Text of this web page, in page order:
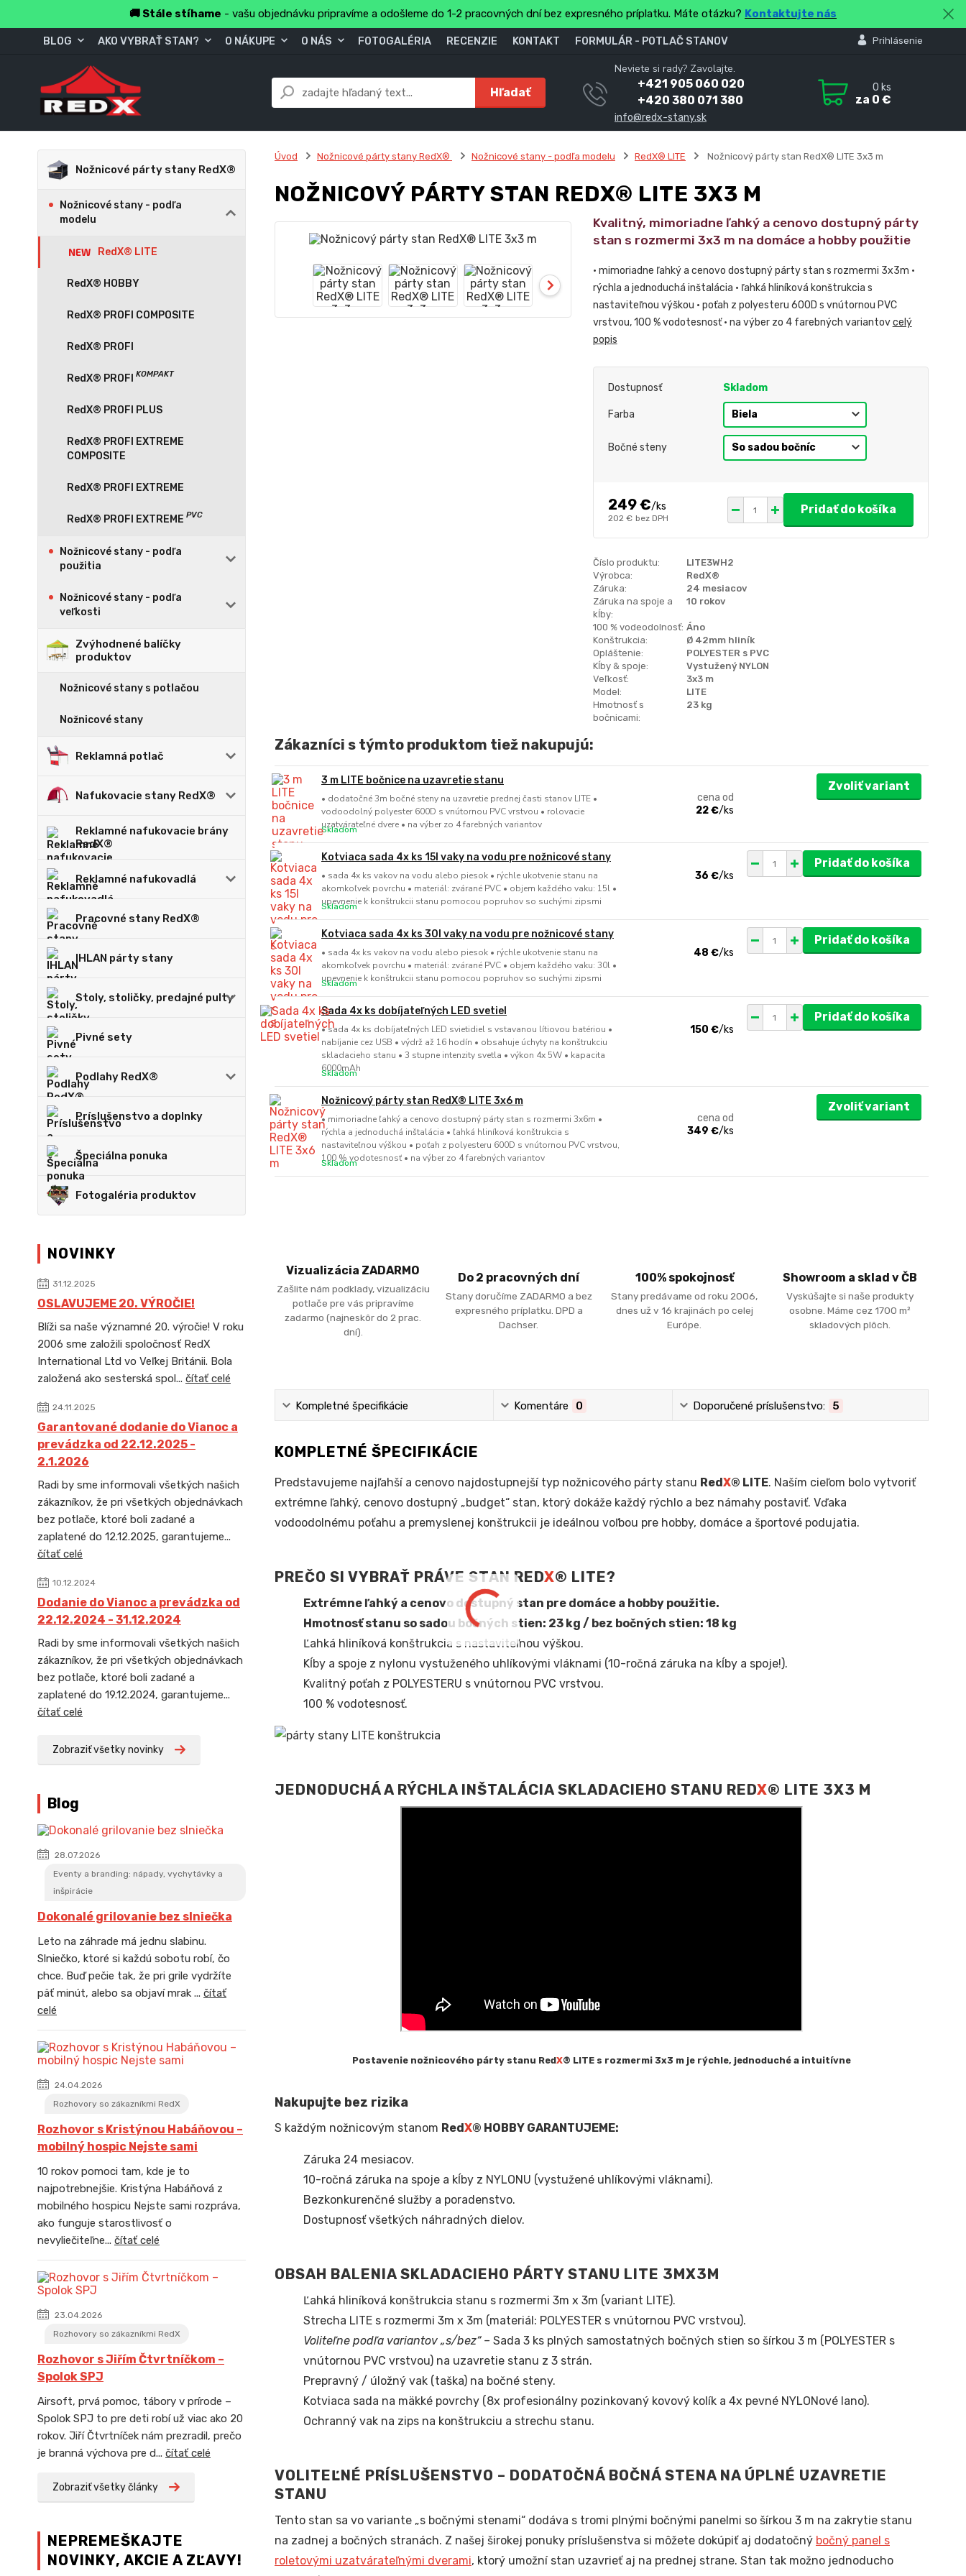
🚚 Stále stíhame - vašu objednávku pripravíme a odošleme do 1-2 pracovných dní bez expresného príplatku. Máte otázku? Kontaktujte nás
BLOG AKO VYBRAŤ STAN? O NÁKUPE O NÁS FOTOGALÉRIA RECENZIE KONTAKT FORMULÁR - POTLAČ STANOV Prihlásenie
Hľadať
Neviete si rady? Zavolajte.
+421 905 060 020
+420 380 071 380
info@redx-stany.sk
0 ks
za 0 €
Nožnicové párty stany RedX®
Nožnicové stany - podľa
modelu
RedX® LITE
RedX® HOBBY
RedX® PROFI COMPOSITE
RedX® PROFI
RedX® PROFI PLUS
RedX® PROFI EXTREME
COMPOSITE
RedX® PROFI EXTREME
Nožnicové stany - podľa
použitia
Nožnicové stany - podľa
veľkosti
Zvýhodnené balíčky
produktov
Nožnicové stany s potlačou
Nožnicové stany
Reklamná potlač
Nafukovacie stany RedX®
Reklamné nafukovacie brány
RedX®
Reklamné nafukovadlá
Pracovné stany RedX®
IHLAN párty stany
Stoly, stoličky, predajné pulty
Pivné sety
Podlahy RedX®
Príslušenstvo a doplnky
Špeciálna ponuka
Fotogaléria produktov
NOVINKY
31.12.2025
OSLAVUJEME 20. VÝROČIE!
Blíži sa naše významné 20. výročie! V roku
2006 sme založili spoločnosť RedX
International Ltd vo Veľkej Británii. Bola
založená ako sesterská spol... čítať celé
24.11.2025
Garantované dodanie do Vianoc a
prevádzka od 22.12.2025 -
2.1.2026
Radi by sme informovali všetkých našich
zákazníkov, že pri všetkých objednávkach
bez potlače, ktoré boli zadané a
zaplatené do 12.12.2025, garantujeme...
čítať celé
10.12.2024
Dodanie do Vianoc a prevádzka od
22.12.2024 - 31.12.2024
Radi by sme informovali všetkých našich
zákazníkov, že pri všetkých objednávkach
bez potlače, ktoré boli zadané a
zaplatené do 19.12.2024, garantujeme...
čítať celé
Zobraziť všetky novinky
Blog
28.07.2026
Eventy a branding: nápady, vychytávky a
inšpirácie
Dokonalé grilovanie bez slniečka
Leto na záhrade má jednu slabinu.
Slniečko, ktoré si každú sobotu robí, čo
chce. Buď pečie tak, že pri grile vydržíte
päť minút, alebo sa objaví mrak ... čítať
celé
24.04.2026
Rozhovory so zákazníkmi RedX
Rozhovor s Kristýnou Habáňovou –
mobilný hospic Nejste sami
10 rokov pomoci tam, kde je to
najpotrebnejšie. Kristýna Habáňová z
mobilného hospicu Nejste sami rozpráva,
ako funguje starostlivosť o
nevyliečiteľne... čítať celé
23.04.2026
Rozhovory so zákazníkmi RedX
Rozhovor s Jiřím Čtvrtníčkom –
Spolok SPJ
Airsoft, prvá pomoc, tábory v prírode –
Spolok SPJ to pre deti robí už viac ako 20
rokov. Jiří Čtvrtníček nám prezradil, prečo
je branná výchova pre d... čítať celé
Zobraziť všetky články
NEPREMEŠKAJTE
NOVINKY, AKCIE A ZĽAVY!
Úvod Nožnicové párty stany RedX® Nožnicové stany - podľa modelu RedX® LITE Nožnicový párty stan RedX® LITE 3x3 m
NOŽNICOVÝ PÁRTY STAN REDX® LITE 3X3 M
Kvalitný, mimoriadne ľahký a cenovo dostupný párty
stan s rozmermi 3x3 m na domáce a hobby použitie
• mimoriadne ľahký a cenovo dostupný párty stan s rozmermi 3x3m •
rýchla a jednoduchá inštalácia • ľahká hliníková konštrukcia s
nastaviteľnou výškou • poťah z polyesteru 600D s vnútornou PVC
vrstvou, 100 % vodotesnosť • na výber zo 4 farebných variantovcelý
popis
Dostupnosť Skladom
Farba
Bočné steny
249 €/ks
202 € bez DPH
Pridať do košíka
Číslo produktu:
LITE3WH2
Výrobca:
RedX®
Záruka:
24 mesiacov
Záruka na spoje a
kĺby:
10 rokov
100 % vodeodolnosť: Áno
Konštrukcia:
Ø 42mm hliník
Opláštenie:
POLYESTER s PVC
Kĺby & spoje:
Vystužený NYLON
Veľkosť:
3x3 m
Model:
LITE
Hmotnosť s
bočnicami:
23 kg
Zákazníci s týmto produktom tiež nakupujú:
3 m LITE bočnice na uzavretie stanu
• dodatočné 3m bočné steny na uzavretie prednej časti stanov LITE •
vodoodolný polyester 600D s vnútornou PVC vrstvou • rolovacie
uzatvárateľné dvere • na výber zo 4 farebných variantov
cena od
22 €/ks
Skladom
Zvoliť variant
Kotviaca sada 4x ks 15l vaky na vodu pre nožnicové stany
• sada 4x ks vakov na vodu alebo piesok • rýchle ukotvenie stanu na
akomkoľvek povrchu • materiál: zvárané PVC • objem každého vaku: 15l •
upevnenie k konštrukcii stanu pomocou popruhov so suchými zipsmi
36 €/ks
Skladom
Pridať do košíka
Kotviaca sada 4x ks 30l vaky na vodu pre nožnicové stany
• sada 4x ks vakov na vodu alebo piesok • rýchle ukotvenie stanu na
akomkoľvek povrchu • materiál: zvárané PVC • objem každého vaku: 30l •
upevnenie k konštrukcii stanu pomocou popruhov so suchými zipsmi
48 €/ks
Skladom
Pridať do košíka
Sada 4x ks dobíjateľných LED svetiel
• sada 4x ks dobíjateľných LED svietidiel s vstavanou lítiovou batériou •
nabíjanie cez USB • výdrž až 16 hodín • obsahuje úchyty na konštrukciu
skladacieho stanu • 3 stupne intenzity svetla • výkon 4x 5W • kapacita
6000mAh
150 €/ks
Skladom
Pridať do košíka
Nožnicový párty stan RedX® LITE 3x6 m
• mimoriadne ľahký a cenovo dostupný párty stan s rozmermi 3x6m •
rýchla a jednoduchá inštalácia • ľahká hliníková konštrukcia s
nastaviteľnou výškou • poťah z polyesteru 600D s vnútornou PVC vrstvou,
100 % vodotesnosť • na výber zo 4 farebných variantov
cena od
349 €/ks
Skladom
Zvoliť variant
Vizualizácia ZADARMO
Zašlite nám podklady, vizualizáciu
potlače pre vás pripravíme
zadarmo (najneskôr do 2 prac.
dní).
Do 2 pracovných dní
Stany doručíme ZADARMO a bez
expresného príplatku. DPD a
Dachser.
100% spokojnosť
Stany predávame od roku 2006,
dnes už v 16 krajinách po celej
Európe.
Showroom a sklad v ČB
Vyskúšajte si naše produkty
osobne. Máme cez 1700 m²
skladových plôch.
Kompletné špecifikácie Komentáre 0 Doporučené príslušenstvo: 5
KOMPLETNÉ ŠPECIFIKÁCIE
Predstavujeme najľahší a cenovo najdostupnejší typ nožnicového párty stanu RedX® LITE. Naším cieľom bolo vytvoriť
extrémne ľahký, cenovo dostupný „budget“ stan, ktorý dokáže každý rýchlo a bez námahy postaviť. Vďaka
vodoodolnému poťahu a premyslenej konštrukcii je ideálnou voľbou pre hobby, domáce a športové podujatia.
PREČO SI VYBRAŤ PRÁVE STAN REDX® LITE?
Extrémne ľahký a cenovo dostupný stan pre domáce a hobby použitie.
Hmotnosť stanu so sadou bočných stien: 23 kg / bez bočných stien: 18 kg
Ľahká hliníková konštrukcia s nastaviteľnou výškou.
Kĺby a spoje z nylonu vystuženého uhlíkovými vláknami (10-ročná záruka na kĺby a spoje!).
Kvalitný poťah z POLYESTERU s vnútornou PVC vrstvou.
100 % vodotesnosť.
JEDNODUCHÁ A RÝCHLA INŠTALÁCIA SKLADACIEHO STANU REDX® LITE 3X3 M
Postavenie nožnicového párty stanu RedX® LITE s rozmermi 3x3 m je rýchle, jednoduché a intuitívne
Nakupujte bez rizika
S každým nožnicovým stanom RedX® HOBBYGARANTUJEME:
Záruka 24 mesiacov.
10-ročná záruka na spoje a kĺby z NYLONU (vystužené uhlíkovými vláknami).
Bezkonkurenčné služby a poradenstvo.
Dostupnosť všetkých náhradných dielov.
OBSAH BALENIA SKLADACIEHO PÁRTY STANU LITE 3MX3M
Ľahká hliníková konštrukcia stanu s rozmermi 3m x 3m (variant LITE).
Strecha LITE s rozmermi 3m x 3m (materiál: POLYESTER s vnútornou PVC vrstvou).
Voliteľne podľa variantov „s/bez“ – Sada 3 ks plných samostatných bočných stien so šírkou 3 m (POLYESTER s
vnútornou PVC vrstvou) na uzavretie stanu z 3 strán.
Prepravný / úložný vak (taška) na bočné steny.
Kotviaca sada na mäkké povrchy (8x profesionálny pozinkovaný kovový kolík a 4x pevné NYLONové lano).
Ochranný vak na zips na konštrukciu a strechu stanu.
VOLITEĽNÉ PRÍSLUŠENSTVO – DODATOČNÁ BOČNÁ STENA NA ÚPLNÉ UZAVRETIE
STANU
Tento stan sa vo variante „s bočnými stenami“ dodáva s tromi plnými bočnými panelmi so šírkou 3 m na zakrytie stanu
na zadnej a bočných stranách. Z našej širokej ponuky príslušenstva si môžete dokúpiť aj dodatočný bočný panel s
roletovými uzatvárateľnými dverami, ktorý umožní stan uzavrieť aj na prednej strane. Stan tak možno jednoducho